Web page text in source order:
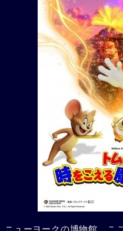
ニューヨークの博物館。こ